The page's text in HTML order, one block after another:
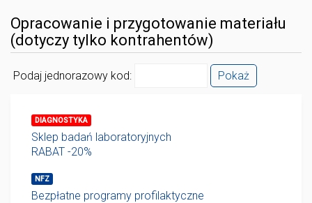
Opracowanie i przygotowanie materiału
(dotyczy tylko kontrahentów)
Podaj jednorazowy kod: Pokaż
DIAGNOSTYKA
Sklep badań laboratoryjnych
RABAT -20%
NFZ
Bezpłatne programy profilaktyczne